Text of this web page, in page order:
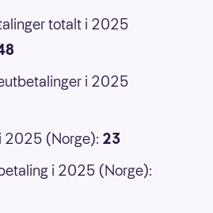
totalt i 2025
i 2025
2025 (Norge): 23
i 2025 (Norge):